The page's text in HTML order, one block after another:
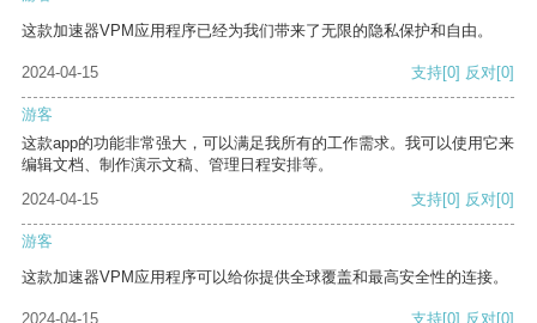
这款加速器VPM应用程序已经为我们带来了无限的隐私保护和自由。
2024-04-15 支持[0] 反对[0]
游客
这款app的功能非常强大，可以满足我所有的工作需求。我可以使用它来
编辑文档、制作演示文稿、管理日程安排等。
2024-04-15
支持[0] 反对[0]
游客
这款加速器VPM应用程序可以给你提供全球覆盖和最高安全性的连接。
2024-04-15 支持[0] 反对[0]